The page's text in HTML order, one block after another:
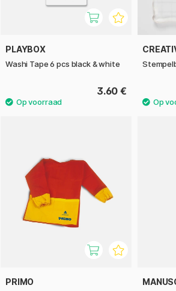
PLAYBOX
Washi Tape 6 pcs black & white
3.60 €
PRIMO